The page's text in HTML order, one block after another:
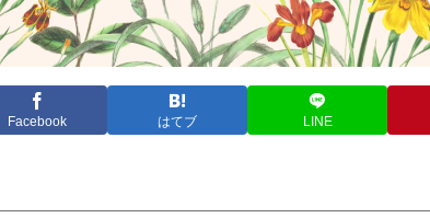
Facebook はてブ LINE